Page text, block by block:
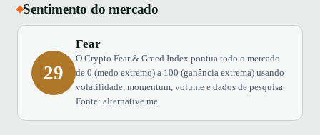
Sentimento do mercado
29
Fear
O Crypto Fear & Greed Index pontua todo o mercado
de 0 (medo extremo) a 100 (ganância extrema) usando
volatilidade, momentum, volume e dados de pesquisa.
Fonte: alternative.me.